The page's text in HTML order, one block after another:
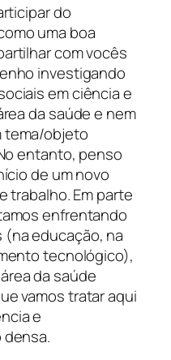
do
uma boa
com vocês
investigando
em ciência e
da saúde e nem
tema/objeto
entanto, penso
de um novo
trabalho. Em parte
enfrentando
educação, na
tecnológico),
da saúde
vamos tratar aqui
e